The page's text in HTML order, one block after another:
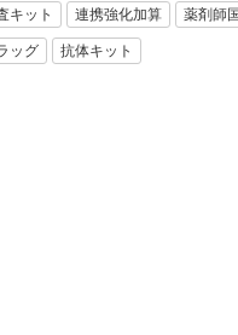
キット 連携強化加算 薬剤師
ッグ 抗体キット